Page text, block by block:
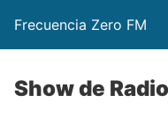
Frecuencia Zero FM
Show de